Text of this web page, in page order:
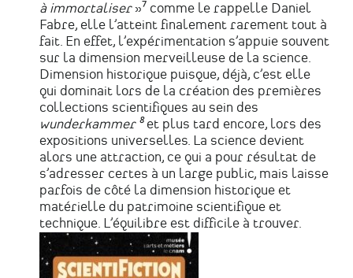
à immortaliser»⁷ comme le rappelle Daniel
Fabre, elle l’atteint finalement rarement tout à
fait. En effet, l’expérimentation s’appuie souvent
sur la dimension merveilleuse de la science.
Dimension historique puisque, déjà, c’est elle
qui dominait lors de la création des premières
collections scientifiques au sein des
wunderkammer ⁸et plus tard encore, lors des
expositions universelles. La science devient
alors une attraction, ce qui a pour résultat de
s’adresser certes à un large public, mais laisse
parfois de côté la dimension historique et
matérielle du patrimoine scientifique et
technique. L’équilibre est difficile à trouver.